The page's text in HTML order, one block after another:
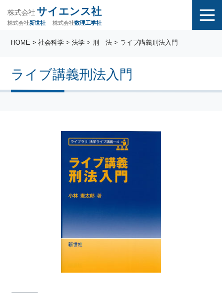
株式会社 サイエンス社
株式会社新世社 株式会社数理工学社
ライブ講義刑法入門
HOME >社会科学 >法学 >刑 法 > ライブ講義刑法入門